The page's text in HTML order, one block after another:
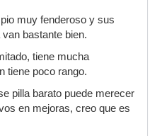
muy fenderoso y sus
bastante bien.
tiene mucha
tiene poco rango.
pilla barato puede merecer
en mejoras, creo que es